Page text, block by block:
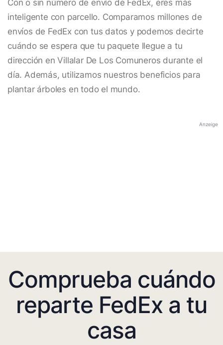
Con o sin número de envío de FedEx, eres más
inteligente con parcello. Comparamos millones de
envíos de FedEx con tus datos y podemos decirte
cuándo se espera que tu paquete llegue a tu
dirección en Villalar De Los Comuneros durante el
día. Además, utilizamos nuestros beneficios para
plantar árboles en todo el mundo.
Anzeige
Comprueba cuándo
reparte FedEx a tu
casa